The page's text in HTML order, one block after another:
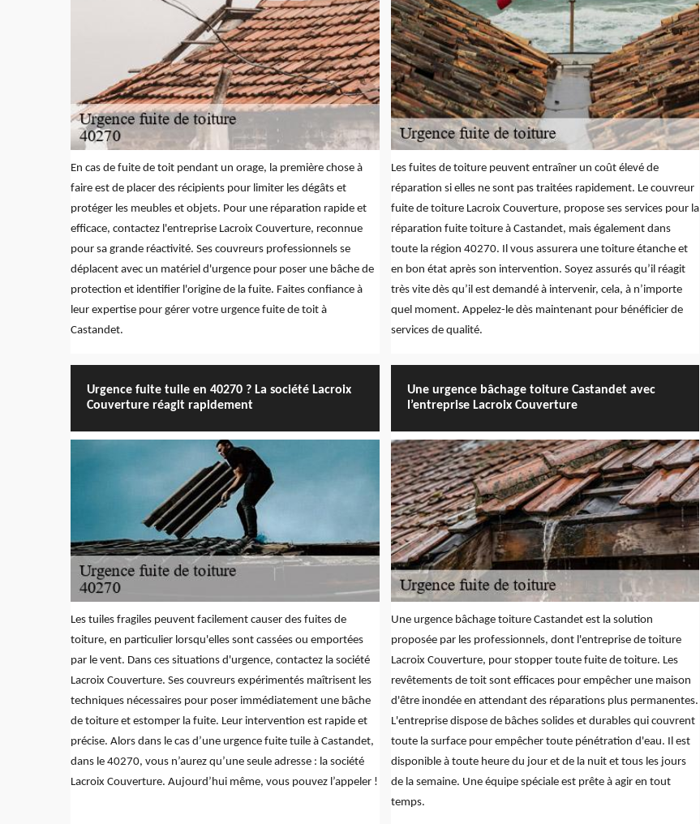
En cas de fuite de toit pendant un orage, la première chose à
faire est de placer des récipients pour limiter les dégâts et
protéger les meubles et objets. Pour une réparation rapide et
efficace, contactez l'entreprise Lacroix Couverture, reconnue
pour sa grande réactivité. Ses couvreurs professionnels se
déplacent avec un matériel d'urgence pour poser une bâche de
protection et identifier l'origine de la fuite. Faites confiance à
leur expertise pour gérer votre urgence fuite de toit à
Castandet.
Les fuites de toiture peuvent entraîner un coût élevé de
réparation si elles ne sont pas traitées rapidement. Le couvreur
fuite de toiture Lacroix Couverture, propose ses services pour la
réparation fuite toiture à Castandet, mais également dans
toute la région 40270. Il vous assurera une toiture étanche et
en bon état après son intervention. Soyez assurés qu’il réagit
très vite dès qu’il est demandé à intervenir, cela, à n’importe
quel moment. Appelez-le dès maintenant pour bénéficier de
services de qualité.
Urgence fuite tuile en 40270 ? La société Lacroix
Couverture réagit rapidement
Les tuiles fragiles peuvent facilement causer des fuites de
toiture, en particulier lorsqu'elles sont cassées ou emportées
par le vent. Dans ces situations d'urgence, contactez la société
Lacroix Couverture. Ses couvreurs expérimentés maîtrisent les
techniques nécessaires pour poser immédiatement une bâche
de toiture et estomper la fuite. Leur intervention est rapide et
précise. Alors dans le cas d’une urgence fuite tuile à Castandet,
dans le 40270, vous n’aurez qu’une seule adresse : la société
Lacroix Couverture. Aujourd’hui même, vous pouvez l’appeler !
Une urgence bâchage toiture Castandet avec
l’entreprise Lacroix Couverture
Une urgence bâchage toiture Castandet est la solution
proposée par les professionnels, dont l'entreprise de toiture
Lacroix Couverture, pour stopper toute fuite de toiture. Les
revêtements de toit sont efficaces pour empêcher une maison
d'être inondée en attendant des réparations plus permanentes.
L'entreprise dispose de bâches solides et durables qui couvrent
toute la surface pour empêcher toute pénétration d'eau. Il est
disponible à toute heure du jour et de la nuit et tous les jours
de la semaine. Une équipe spéciale est prête à agir en tout
temps.